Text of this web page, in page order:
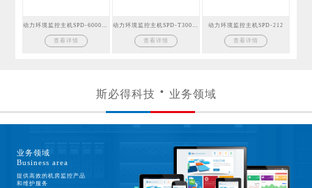
查看详情 查看详情
动力环境监控主机SPD-212
查看详情
斯必得科技 业务领域
业务领域
Business area
提供高效的机房监控产品
和维护服务